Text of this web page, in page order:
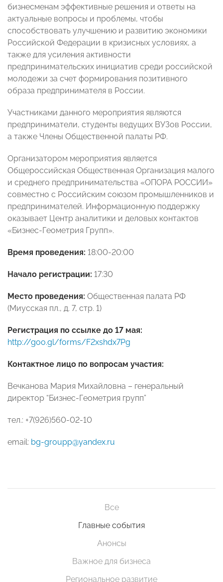
бизнесменам эффективные решения и ответы на
актуальные вопросы и проблемы, чтобы
способствовать улучшению и развитию экономики
Российской Федерации в кризисных условиях, а
также для усиления активности
предпринимательских инициатив среди российской
молодежи за счет формирования позитивного
образа предпринимателя в России.
Участниками данного мероприятия являются
предприниматели, студенты ведущих ВУЗов России,
а также Члены Общественной палаты РФ.
Организатором мероприятия является
Общероссийская Общественная Организация малого
и среднего предпринимательства «ОПОРА РОССИИ»
совместно с Российским союзом промышленников и
предпринимателей. Информационную поддержку
оказывает Центр аналитики и деловых контактов
«Бизнес-Геометрия Групп».
Время проведения: 18:00-20:00
Начало регистрации: 17:30
Место проведения: Общественная палата РФ
(Миусская пл., д. 7, стр. 1)
Регистрация по ссылке до 17 мая:
http://goo.gl/forms/F2xshdx7Pg
Контактное лицо по вопросам участия:
Вечканова Мария Михайловна – генеральный
директор “Бизнес-Геометрия групп”
тел.: +7(926)560-02-10
email: bg-groupp@yandex.ru
Все
Главные события
Анонсы
Важное для бизнеса
Региональное развитие